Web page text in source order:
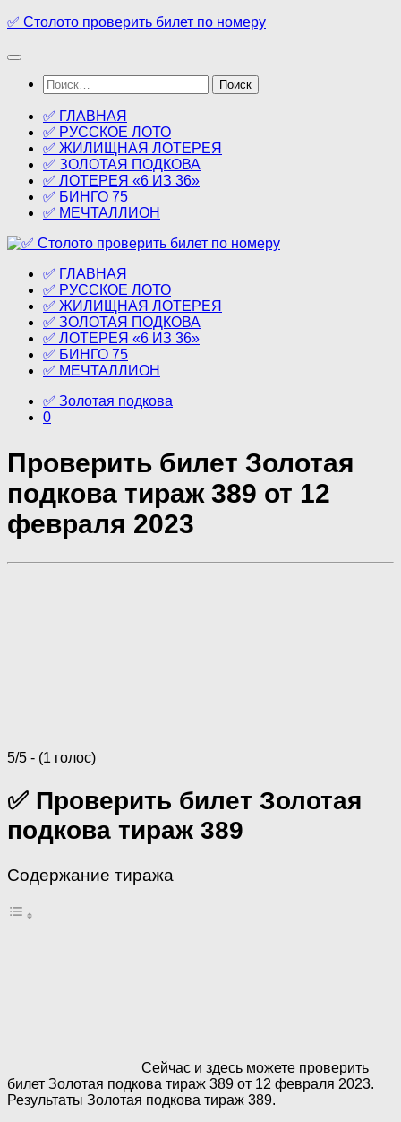
Перейти
содержимому
✅ Столото проверить билет по номеру
Найти:
✅ ГЛАВНАЯ
✅ РУССКОЕ ЛОТО
✅ ЖИЛИЩНАЯ ЛОТЕРЕЯ
✅ ЗОЛОТАЯ ПОДКОВА
✅ ЛОТЕРЕЯ «6 ИЗ 36»
✅ БИНГО 75
✅ МЕЧТАЛЛИОН
✅ ГЛАВНАЯ
✅ РУССКОЕ ЛОТО
✅ ЖИЛИЩНАЯ ЛОТЕРЕЯ
✅ ЗОЛОТАЯ ПОДКОВА
✅ ЛОТЕРЕЯ «6 ИЗ 36»
✅ БИНГО 75
✅ МЕЧТАЛЛИОН
✅ Золотая подкова
0
Проверить билет Золотая
подкова тираж 389 от 12
февраля 2023
5/5 - (1 голос)
✅ Проверить билет Золотая
подкова тираж 389
Содержание тиража
Сейчас и здесь можете проверить
билет Золотая подкова тираж 389 от 12 февраля 2023.
Результаты Золотая подкова тираж 389.